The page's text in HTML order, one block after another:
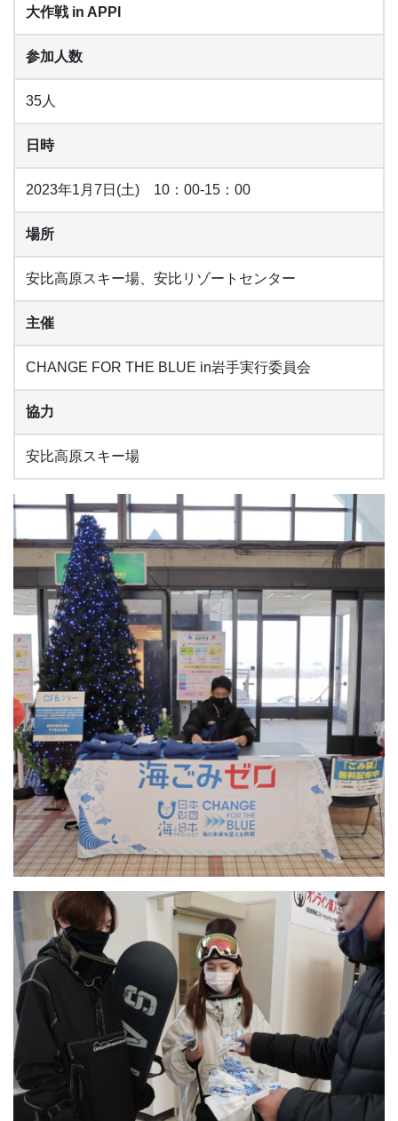
大作戦 in APPI
参加人数
35人
日時
2023年1月7日(土) 10：00-15：00
場所
安比高原スキー場、安比リゾートセンター
主催
CHANGE FOR THE BLUE in岩手実行委員会
協力
安比高原スキー場